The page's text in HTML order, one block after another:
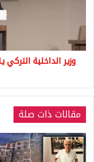
لشؤون
الهجرة
وزير الداخلية
مقالات ذات صلة